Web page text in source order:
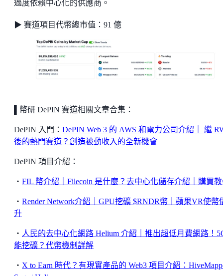
過度依賴中心化的供應商。
▶ 賽道項目代幣總市值：91 億
幣研 DePIN 賽道相關文章合集：
DePIN 入門： DePIN Web 3 的 AWS 和電力公司介紹｜ 繼
後的熱門賽道？創造被動收入的全新機會
DePIN 項目介紹：
・ FIL 幣介紹｜Filecoin 是什麼？去中心化儲存介紹｜購買
・ Render Network介紹｜GPU挖礦 $RNDR幣｜蘋果VR使幣
升
・ 人民的去中心化網路 Helium 介紹｜推出超低月費網路！
能挖礦？代幣機制詳解
・ X to Earn 時代？有現實產品的 Web3 項目介紹：